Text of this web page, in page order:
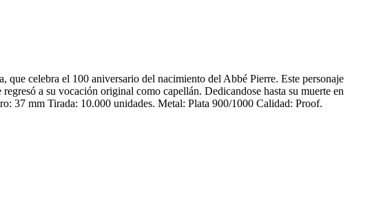
celebra el 100 aniversario del nacimiento del Abbé Pierre. Este personaje
a su vocación original como capellán. Dedicandose hasta su muerte en
37 mm Tirada: 10.000 unidades. Metal: Plata 900/1000 Calidad: Proof.